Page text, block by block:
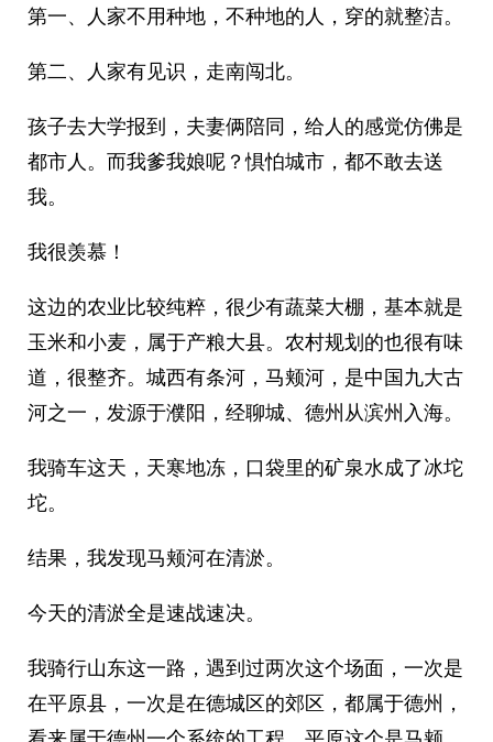
第一、人家不用种地，不种地的人，穿的就整洁。
第二、人家有见识，走南闯北。
孩子去大学报到，夫妻俩陪同，给人的感觉仿佛是
都市人。而我爹我娘呢？惧怕城市，都不敢去送
我。
我很羡慕！
这边的农业比较纯粹，很少有蔬菜大棚，基本就是
玉米和小麦，属于产粮大县。农村规划的也很有味
道，很整齐。城西有条河，马颊河，是中国九大古
河之一，发源于濮阳，经聊城、德州从滨州入海。
我骑车这天，天寒地冻，口袋里的矿泉水成了冰坨
坨。
结果，我发现马颊河在清淤。
今天的清淤全是速战速决。
我骑行山东这一路，遇到过两次这个场面，一次是
在平原县，一次是在德城区的郊区，都属于德州，